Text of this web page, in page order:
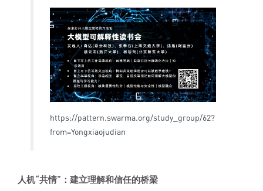
https://pattern.swarma.org/study_group/62?
from=Yongxiaojudian
人机“共情”：建立理解和信任的桥梁